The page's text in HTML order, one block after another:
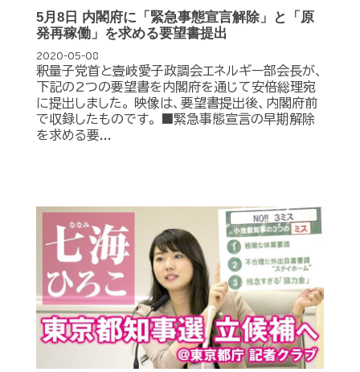
5月8日 内閣府に「緊急事態宣言解除」と「原
発再稼働」を求める要望書提出
2020-05-08
釈量子党首と壹岐愛子政調会エネルギー部会長が、
下記の2つの要望書を内閣府を通じて安倍総理宛
に提出しました。 映像は、要望書提出後、内閣府前
で収録したものです。 ■緊急事態宣言の早期解除
を求める要...